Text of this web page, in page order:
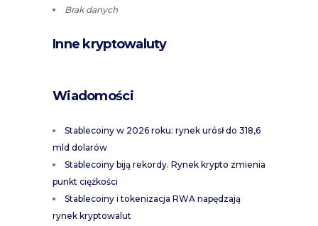
Brak danych
Inne kryptowaluty
Wiadomości
Stablecoiny w 2026 roku: rynek urósł do 318,6
mld dolarów
Stablecoiny biją rekordy. Rynek krypto zmienia
punkt ciężkości
Stablecoiny i tokenizacja RWA napędzają
rynek kryptowalut